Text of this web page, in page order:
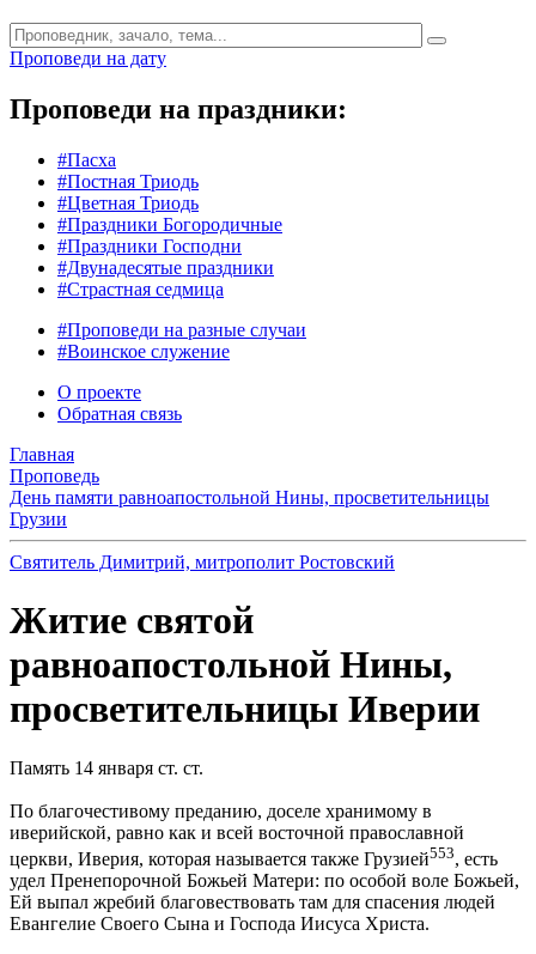
Проповеди на дату
Проповеди на праздники:
#Пасха
#Постная Триодь
#Цветная Триодь
#Праздники Богородичные
#Праздники Господни
#Двунадесятые праздники
#Страстная седмица
#Проповеди на разные случаи
#Воинское служение
О проекте
Обратная связь
Главная
Проповедь
День памяти равноапостольной Нины, просветительницы
Грузии
Святитель Димитрий, митрополит Ростовский
Житие святой
равноапостольной Нины,
просветительницы Иверии
Память 14 января ст. ст.
По благочестивому преданию, доселе хранимому в
иверийской, равно как и всей восточной православной
церкви, Иверия, которая называется также Грузией553, есть
удел Пренепорочной Божьей Матери: по особой воле Божьей,
Ей выпал жребий благовествовать там для спасения людей
Евангелие Своего Сына и Господа Иисуса Христа.